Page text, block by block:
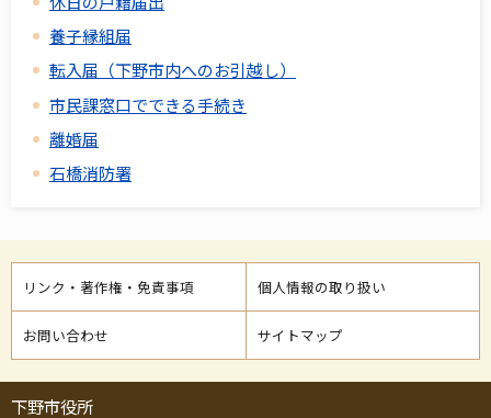
養子縁組届
転入届（下野市内へのお引越し）
市民課窓口でできる手続き
離婚届
石橋消防署
リンク・著作権・免責事項 個人情報の取り扱い
お問い合わせ サイトマップ
下野市役所